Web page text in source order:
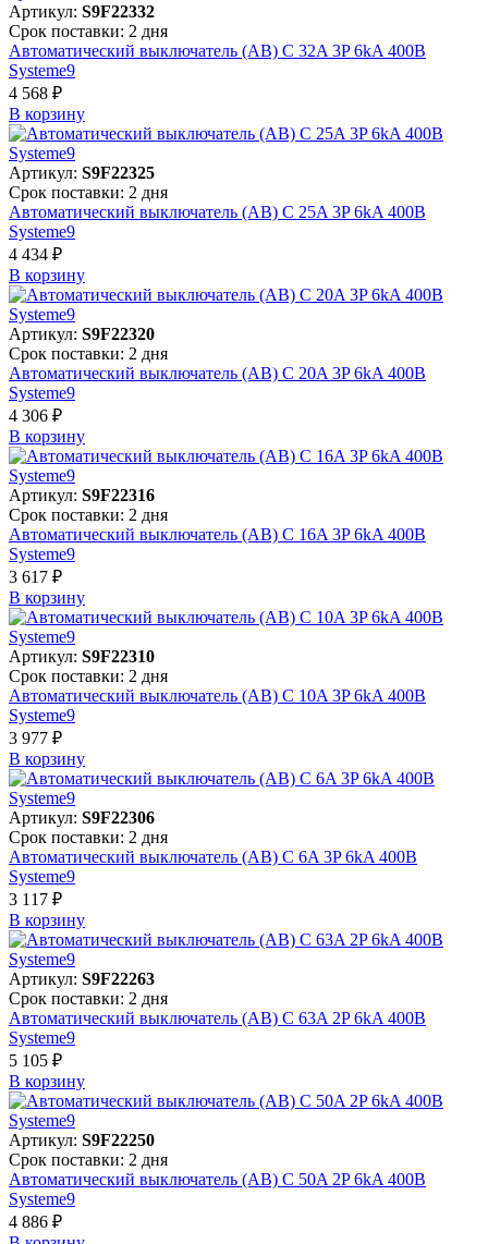
Артикул: S9F22332
Срок поставки: 2 дня
Автоматический выключатель (АВ) C 32A 3P 6kA 400В
Systeme9
4 568 ₽
В корзинy
Артикул: S9F22325
Срок поставки: 2 дня
Автоматический выключатель (АВ) C 25A 3P 6kA 400В
Systeme9
4 434 ₽
В корзинy
Артикул: S9F22320
Срок поставки: 2 дня
Автоматический выключатель (АВ) C 20A 3P 6kA 400В
Systeme9
4 306 ₽
В корзинy
Артикул: S9F22316
Срок поставки: 2 дня
Автоматический выключатель (АВ) C 16A 3P 6kA 400В
Systeme9
3 617 ₽
В корзинy
Артикул: S9F22310
Срок поставки: 2 дня
Автоматический выключатель (АВ) C 10A 3P 6kA 400В
Systeme9
3 977 ₽
В корзинy
Артикул: S9F22306
Срок поставки: 2 дня
Автоматический выключатель (АВ) C 6A 3P 6kA 400В
Systeme9
3 117 ₽
В корзинy
Артикул: S9F22263
Срок поставки: 2 дня
Автоматический выключатель (АВ) C 63A 2P 6kA 400В
Systeme9
5 105 ₽
В корзинy
Артикул: S9F22250
Срок поставки: 2 дня
Автоматический выключатель (АВ) C 50A 2P 6kA 400В
Systeme9
4 886 ₽